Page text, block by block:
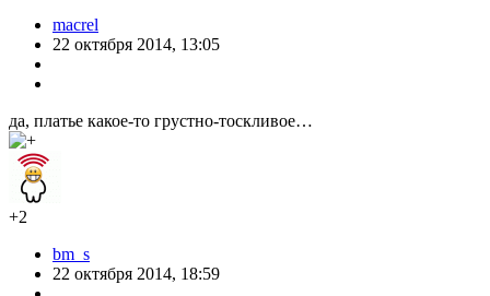
macrel
22 октября 2014, 13:05
да, платье какое-то грустно-тоскливое…
+2
bm_s
22 октября 2014, 18:59